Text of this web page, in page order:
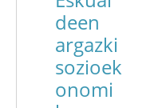
deen
argazki
sozioek
onomi